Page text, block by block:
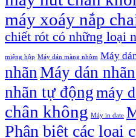
máy xoáy nắp
chiết rót có những loại
miệng hộp Máy dán màng nhôm Máy
nhãnMáy dán
nhãn tự độngmáy
chân không Máy in date
Phân biệt các loại